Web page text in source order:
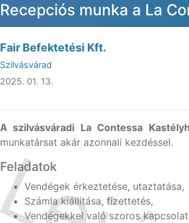
Recepciós munka a La
Fair Befektetési Kft.
Szilvásvárad
2025. 01. 13.
A szilvásváradi La Contessa
munkatársat akár azonnali kezdéssel.
Feladatok
Vendégek érkeztetése, utaztatása,
Számla kiállítása, fizettetés,
Vendégekkel való szoros